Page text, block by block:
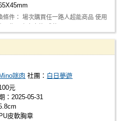
條件： 場次購買任一路人超能商品 使用
Mino咪肉 社團： 白日夢遊
元
：2025-05-31
皮軟胸章